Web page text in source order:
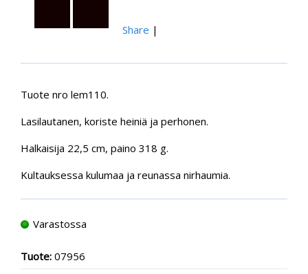
Share |
Tuote nro lem110.
Lasilautanen, koriste heiniä ja perhonen.
Halkaisija 22,5 cm, paino 318 g.
Kultauksessa kulumaa ja reunassa nirhaumia.
Varastossa
Tuote: 07956